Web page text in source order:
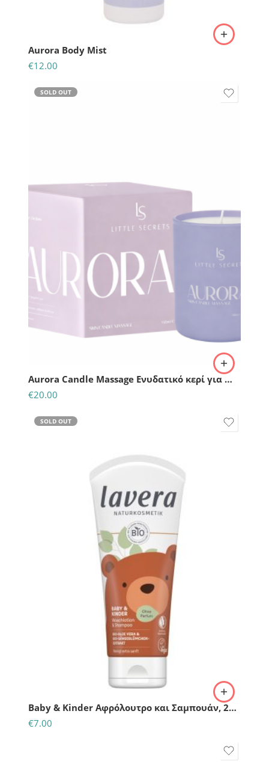
Aurora Body Mist
€12.00
SOLD OUT
Aurora Candle Massage Eνυδατικό κερί για massage | 160ml
€20.00
SOLD OUT
Baby & Kinder Αφρόλουτρο και Σαμπουάν, 200ml
€7.00